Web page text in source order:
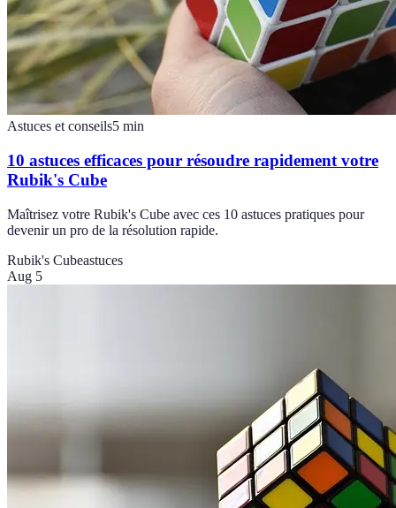
Astuces et conseils5 min
10 astuces efficaces pour résoudre rapidement votre
Rubik's Cube
Maîtrisez votre Rubik's Cube avec ces 10 astuces pratiques pour
devenir un pro de la résolution rapide.
Rubik's Cubeastuces
Aug 5